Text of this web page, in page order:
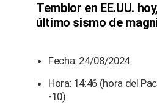
Temblor en EE.UU.
último sismo de
Fecha: 24/08/2024
Hora: 14:46 (hora del
-10)